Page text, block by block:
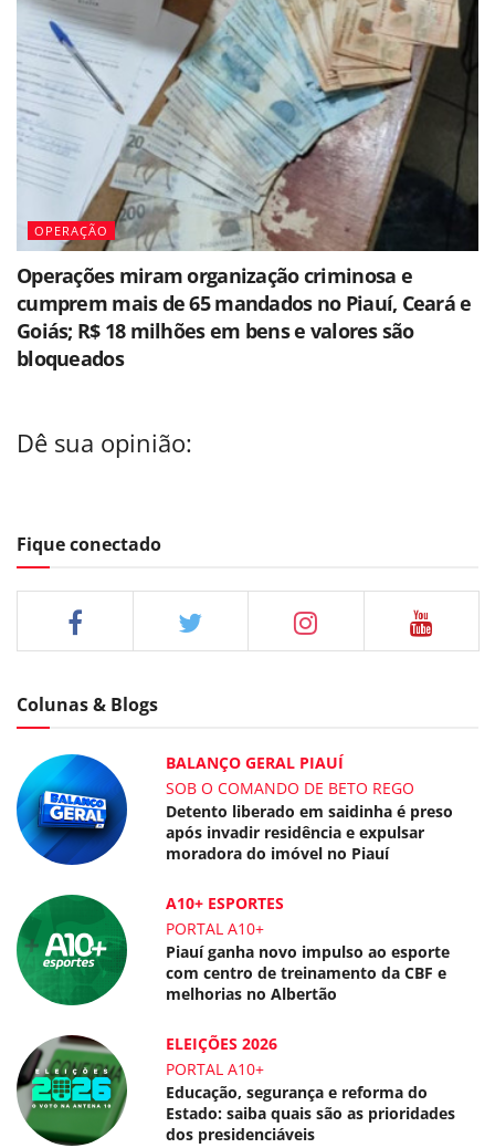
OPERAÇÃO
Operações miram organização criminosa e
cumprem mais de 65 mandados no Piauí, Ceará e
Goiás; R$ 18 milhões em bens e valores são
bloqueados
Dê sua opinião:
Fique conectado
Colunas & Blogs
BALANÇO GERAL PIAUÍ
SOB O COMANDO DE BETO REGO
Detento liberado em saidinha é preso
após invadir residência e expulsar
moradora do imóvel no Piauí
A10+ ESPORTES
PORTAL A10+
Piauí ganha novo impulso ao esporte
com centro de treinamento da CBF e
melhorias no Albertão
ELEIÇÕES 2026
PORTAL A10+
Educação, segurança e reforma do
Estado: saiba quais são as prioridades
dos presidenciáveis